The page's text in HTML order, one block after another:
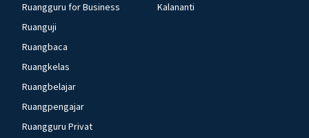
Ruangguru for Business
Ruanguji
Ruangbaca
Ruangkelas
Ruangbelajar
Ruangpengajar
Ruangguru Privat
Kalananti